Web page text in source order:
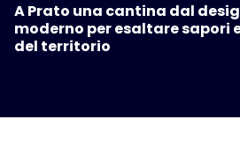
A Prato una cantina dal
moderno per esaltare sapori
del territorio